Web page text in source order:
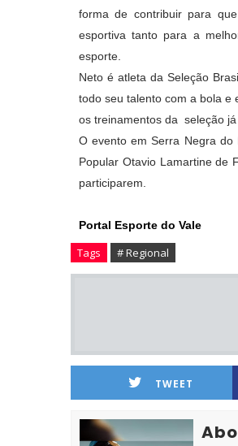
forma de contribuir para
esportiva tanto para a
esporte.
Neto é atleta da Seleção
todo seu talento com a bola e
os treinamentos da seleção
O evento em Serra Negra do
Popular Otavio Lamartine de
participarem.
Portal Esporte do Vale
Tags # Regional
TWEET